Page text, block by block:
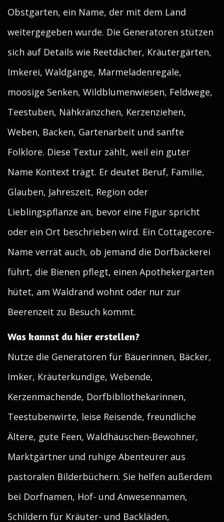
Obstgarten, ein Name, der mit dem Land
weitergegeben wurde. Die Generatoren stützen
sich auf Details wie Reetdächer, Kräutergärten,
Imkerei, Waldgänge, Marmeladenregale,
moosige Senken, Wildblumenwiesen, Feldwege,
Teestuben, Nähkränzchen, Kerzenziehen,
Weben, Backen, Gartenarbeit und sanfte
Folklore. Diese Textur zählt, weil ein guter
Name Kontext trägt. Er deutet Beruf, Familie,
Glauben, Jahreszeit, Region oder
Lieblingspflanze an, bevor eine Figur spricht
oder ein Ort beschrieben wird. Ein Cottagecore-
Name verrät auch, ob jemand die Dorfbäckerei
führt, die Bienen pflegt, einen Apothekergarten
hütet, am Waldrand wohnt oder nur zur
Beerenzeit zu Besuch kommt.
Was kannst du hier erstellen?
Nutze die Generatoren für Bäuerinnen, Bäcker,
Imker, Kräuterkundige, Webende,
Kerzenmachende, Dorfbibliothekarinnen,
Teestubenwirte, leise Reisende, freundliche
Ältere, gute Feen, Waldhäuschen-Bewohner,
Marktgärtner und ruhige Abenteurer aus
pastoralen Bilderbüchern. Sie helfen außerdem
bei Dorfnamen, Hof- und Anwesennamen,
Schildern für Kräuter- und Backläden,